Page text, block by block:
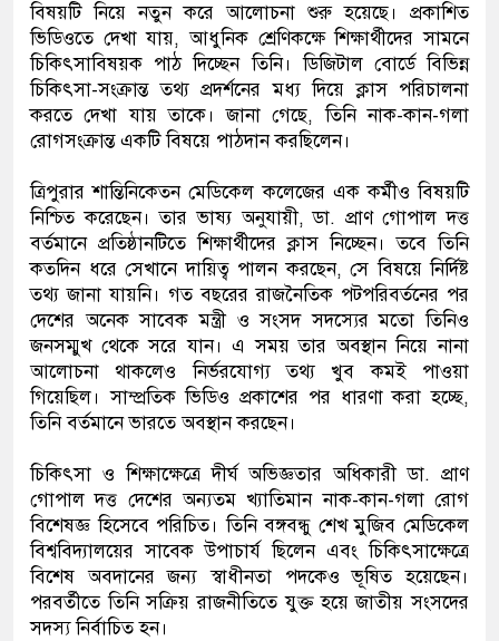
বিষয়টি নিয়ে নতুন করে আলোচনা শুরু হয়েছে। প্রকাশিত
ভিডিওতে দেখা যায়, আধুনিক শ্রেণিকক্ষে শিক্ষার্থীদের সামনে
চিকিৎসাবিষয়ক পাঠ দিচ্ছেন তিনি। ডিজিটাল বোর্ডে বিভিন্ন
চিকিৎসা-সংক্রান্ত তথ্য প্রদর্শনের মধ্য দিয়ে ক্লাস পরিচালনা
করতে দেখা যায় তাকে। জানা গেছে, তিনি নাক-কান-গলা
রোগসংক্রান্ত একটি বিষয়ে পাঠদান করছিলেন।
ত্রিপুরার শান্তিনিকেতন মেডিকেল কলেজের এক কর্মীও বিষয়টি
নিশ্চিত করেছেন। তার ভাষ্য অনুযায়ী, ডা. প্রাণ গোপাল দত্ত
বর্তমানে প্রতিষ্ঠানটিতে শিক্ষার্থীদের ক্লাস নিচ্ছেন। তবে তিনি
কতদিন ধরে সেখানে দায়িত্ব পালন করছেন, সে বিষয়ে নির্দিষ্ট
তথ্য জানা যায়নি। গত বছরের রাজনৈতিক পটপরিবর্তনের পর
দেশের অনেক সাবেক মন্ত্রী ও সংসদ সদস্যের মতো তিনিও
জনসম্মুখ থেকে সরে যান। এ সময় তার অবস্থান নিয়ে নানা
আলোচনা থাকলেও নির্ভরযোগ্য তথ্য খুব কমই পাওয়া
গিয়েছিল। সাম্প্রতিক ভিডিও প্রকাশের পর ধারণা করা হচ্ছে,
তিনি বর্তমানে ভারতে অবস্থান করছেন।
চিকিৎসা ও শিক্ষাক্ষেত্রে দীর্ঘ অভিজ্ঞতার অধিকারী ডা. প্রাণ
গোপাল দত্ত দেশের অন্যতম খ্যাতিমান নাক-কান-গলা রোগ
বিশেষজ্ঞ হিসেবে পরিচিত। তিনি বঙ্গবন্ধু শেখ মুজিব মেডিকেল
বিশ্ববিদ্যালয়ের সাবেক উপাচার্য ছিলেন এবং চিকিৎসাক্ষেত্রে
বিশেষ অবদানের জন্য স্বাধীনতা পদকেও ভূষিত হয়েছেন।
পরবর্তীতে তিনি সক্রিয় রাজনীতিতে যুক্ত হয়ে জাতীয় সংসদের
সদস্য নির্বাচিত হন।